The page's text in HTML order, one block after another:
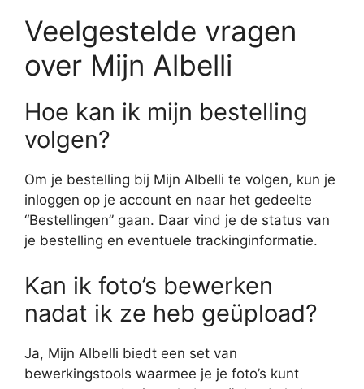
Veelgestelde vragen
over Mijn Albelli
Hoe kan ik mijn bestelling
volgen?
Om je bestelling bij Mijn Albelli te volgen, kun je
inloggen op je account en naar het gedeelte
“Bestellingen” gaan. Daar vind je de status van
je bestelling en eventuele trackinginformatie.
Kan ik foto’s bewerken
nadat ik ze heb geüpload?
Ja, Mijn Albelli biedt een set van
bewerkingstools waarmee je je foto’s kunt